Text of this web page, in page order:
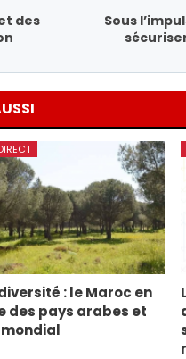
des
Sous
: le Maroc en
des pays arabes et
mondial